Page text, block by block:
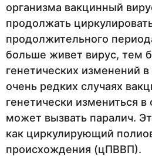
организма вакцинный
продолжать
продолжительного
больше живет вирус, тем
генетических изменений
очень редких случаях
генетически измениться
может вызвать паралич.
как циркулирующий
происхождения (цПВВП).